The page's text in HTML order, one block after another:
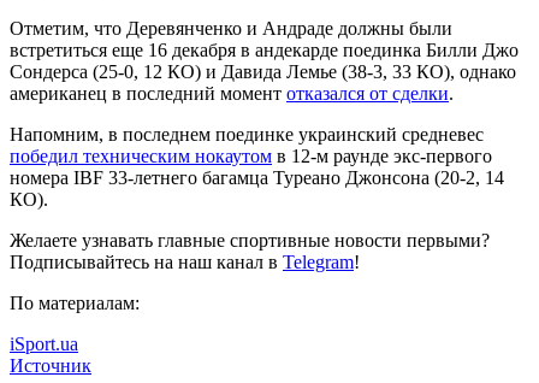
Отметим, что Деревянченко и Андраде должны были
встретиться еще 16 декабря в андекарде поединка Билли Джо
Сондерса (25-0, 12 КО) и Давида Лемье (38-3, 33 КО), однако
американец в последний момент отказался от сделки.
Напомним, в последнем поединке украинский средневес
победил техническим нокаутом в 12-м раунде экс-первого
номера IBF 33-летнего багамца Туреано Джонсона (20-2, 14
КО).
Желаете узнавать главные спортивные новости первыми?
Подписывайтесь на наш канал в Telegram!
По материалам:
iSport.ua
Источник